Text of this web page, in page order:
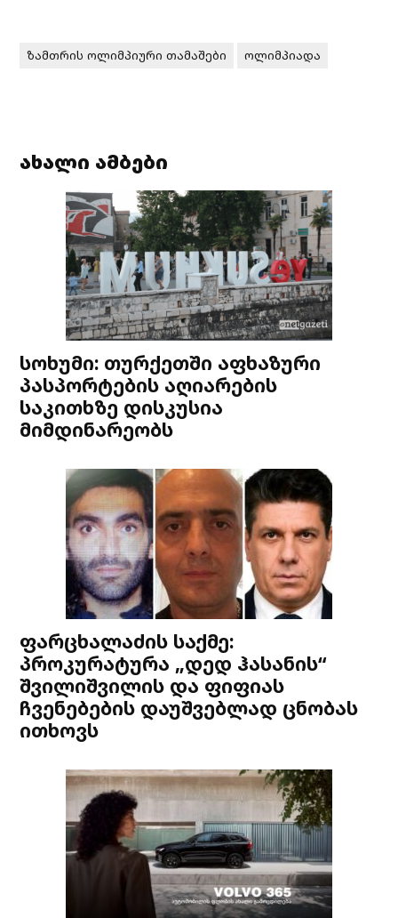
ზამთრის ოლიმპიური თამაშები ოლიმპიადა
ახალი ამბები
სოხუმი: თურქეთში აფხაზური
პასპორტების აღიარების
საკითხზე დისკუსია
მიმდინარეობს
ფარცხალაძის საქმე:
პროკურატურა „დედ ჰასანის“
შვილიშვილის და ფიფიას
ჩვენებების დაუშვებლად ცნობას
ითხოვს